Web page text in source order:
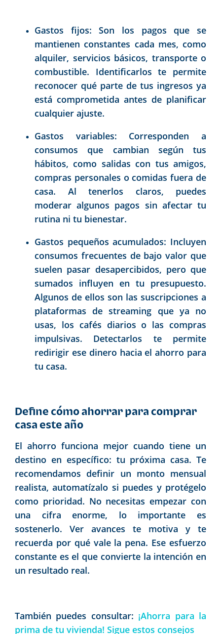
Gastos fijos: Son los pagos que se
mantienen constantes cada mes, como
alquiler, servicios básicos, transporte o
combustible. Identificarlos te permite
reconocer qué parte de tus ingresos ya
está comprometida antes de planificar
cualquier ajuste.
Gastos variables: Corresponden a
consumos que cambian según tus
hábitos, como salidas con tus amigos,
compras personales o comidas fuera de
casa. Al tenerlos claros, puedes
moderar algunos pagos sin afectar tu
rutina ni tu bienestar.
Gastos pequeños acumulados: Incluyen
consumos frecuentes de bajo valor que
suelen pasar desapercibidos, pero que
sumados influyen en tu presupuesto.
Algunos de ellos son las suscripciones a
plataformas de streaming que ya no
usas, los cafés diarios o las compras
impulsivas. Detectarlos te permite
redirigir ese dinero hacia el ahorro para
tu casa.
Define cómo ahorrar para comprar
casa este año
El ahorro funciona mejor cuando tiene un
destino en específico: tu próxima casa. Te
recomendamos definir un monto mensual
realista, automatízalo si puedes y protégelo
como prioridad. No necesitas empezar con
una cifra enorme, lo importante es
sostenerlo. Ver avances te motiva y te
recuerda por qué vale la pena. Ese esfuerzo
constante es el que convierte la intención en
un resultado real.
También puedes consultar: ¡Ahorra para la
prima de tu vivienda! Sigue estos consejos